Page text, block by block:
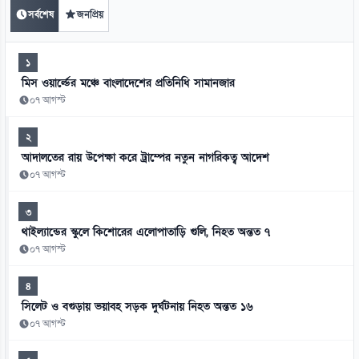
সর্বশেষ জনপ্রিয়
১
মিস ওয়ার্ল্ডের মঞ্চে বাংলাদেশের প্রতিনিধি সামানজার
০৭ আগস্ট
২
আদালতের রায় উপেক্ষা করে ট্রাম্পের নতুন নাগরিকত্ব আদেশ
০৭ আগস্ট
৩
থাইল্যান্ডের স্কুলে কিশোরের এলোপাতাড়ি গুলি, নিহত অন্তত ৭
০৭ আগস্ট
৪
সিলেট ও বগুড়ায় ভয়াবহ সড়ক দুর্ঘটনায় নিহত অন্তত ১৬
০৭ আগস্ট